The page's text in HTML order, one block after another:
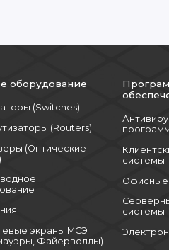
– 8-ядерный
различных
продуманная система
– легкое добавление
оборудование
(Switches)
(Routers)
(Оптические
экраны МСЭ
Файерволлы)
системы
системы